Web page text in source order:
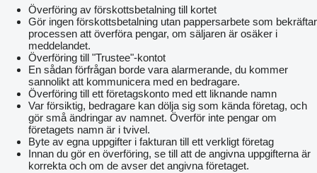
Överföring av förskottsbetalning till kortet
Gör ingen förskottsbetalning utan pappersarbete som bekräftar
processen att överföra pengar, om säljaren är osäker i
meddelandet.
Överföring till "Trustee"-kontot
En sådan förfrågan borde vara alarmerande, du kommer
sannolikt att kommunicera med en bedragare.
Överföring till ett företagskonto med ett liknande namn
Var försiktig, bedragare kan dölja sig som kända företag, och
gör små ändringar av namnet. Överför inte pengar om
företagets namn är i tvivel.
Byte av egna uppgifter i fakturan till ett verkligt företag
Innan du gör en överföring, se till att de angivna uppgifterna är
korrekta och om de avser det angivna företaget.